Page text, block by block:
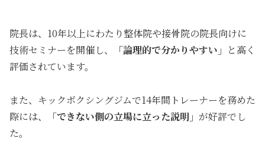
院長は、10年以上にわたり整体院や接骨院の院長向けに
技術セミナーを開催し、
「論理的で分かりやすい」 と高く
評価されています。
また、キックボクシングジムで14年間トレーナーを務めた
際には、
「できない側の立場に立った説明」 が好評でし
た。